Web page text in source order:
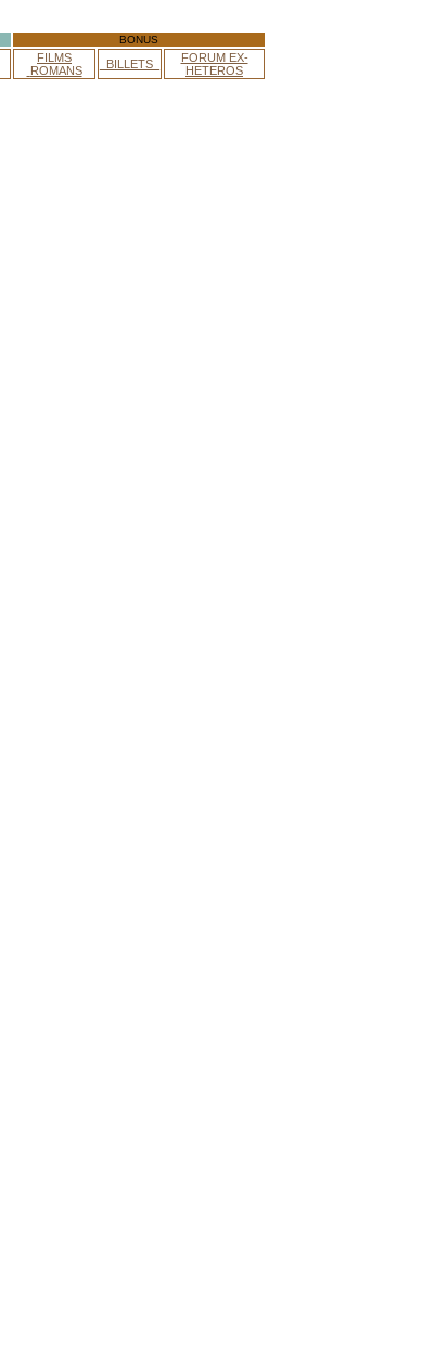
BONUS
FILMS
ROMANS
_BILLETS_
FORUM EX-
HETEROS